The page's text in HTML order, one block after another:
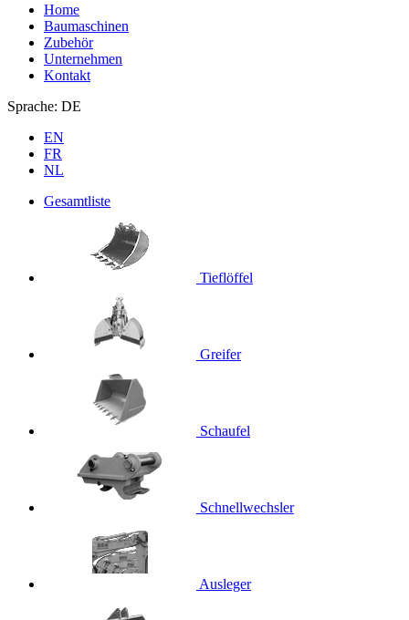
Home
Baumaschinen
Zubehör
Unternehmen
Kontakt
Sprache: DE
EN
FR
NL
Gesamtliste
Tieflöffel
Greifer
Schaufel
Schnellwechsler
Ausleger